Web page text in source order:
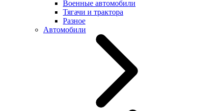
Военные автомобили
Тягачи и трактора
Разное
Автомобили